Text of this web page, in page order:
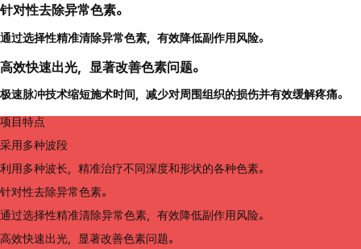
针对性去除异常色素。
通过选择性精准清除异常色素，有效降低副作用风险。
高效快速出光，显著改善色素问题。
极速脉冲技术缩短施术时间，减少对周围组织的损伤并有效缓解疼痛。
项目特点
采用多种波段
利用多种波长，精准治疗不同深度和形状的各种色素。
针对性去除异常色素。
通过选择性精准清除异常色素，有效降低副作用风险。
高效快速出光，显著改善色素问题。